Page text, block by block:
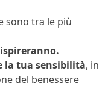
sono tra le più
la tua sensibilità, in
del benessere